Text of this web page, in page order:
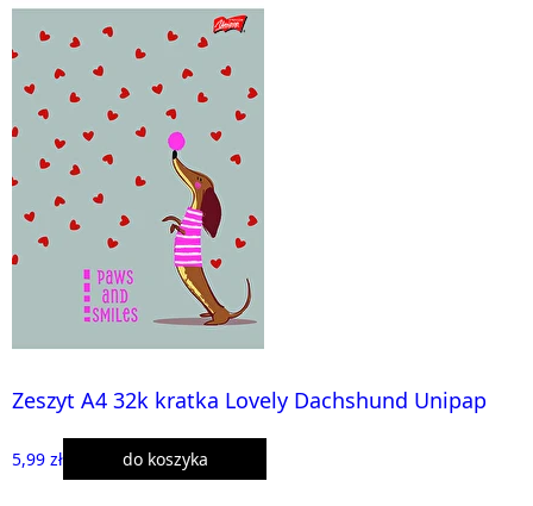
Zeszyt A4 32k kratka Lovely Dachshund Unipap
5,99 zł do koszyka